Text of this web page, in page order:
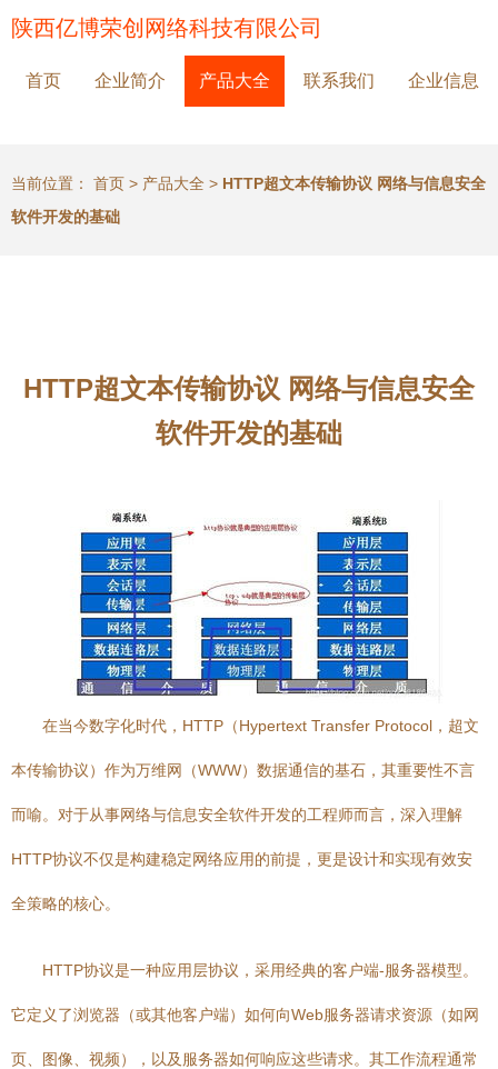
陕西亿博荣创网络科技有限公司
首页 企业简介 产品大全 联系我们 企业信息
当前位置： 首页 > 产品大全 > HTTP超文本传输协议 网络与信息安全
软件开发的基础
HTTP超文本传输协议 网络与信息安全
软件开发的基础
在当今数字化时代，HTTP（Hypertext Transfer Protocol，超文
本传输协议）作为万维网（WWW）数据通信的基石，其重要性不言
而喻。对于从事网络与信息安全软件开发的工程师而言，深入理解
HTTP协议不仅是构建稳定网络应用的前提，更是设计和实现有效安
全策略的核心。
HTTP协议是一种应用层协议，采用经典的客户端-服务器模型。
它定义了浏览器（或其他客户端）如何向Web服务器请求资源（如网
页、图像、视频），以及服务器如何响应这些请求。其工作流程通常